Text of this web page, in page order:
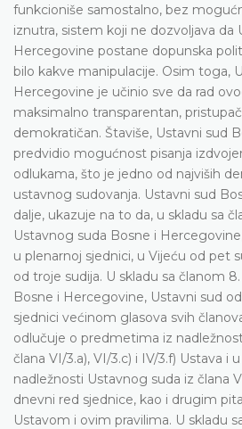
funkcioniše samostalno, bez
iznutra, sistem koji ne dozvoljava da
Hercegovine postane dopunska
bilo kakve manipulacije. Osim toga,
Hercegovine je učinio sve da rad
maksimalno transparentan,
demokratičan. Štaviše, Ustavni sud
predvidio mogućnost pisanja
odlukama, što je jedno od najviših
ustavnog sudovanja. Ustavni sud
dalje, ukazuje na to da, u skladu sa
Ustavnog suda Bosne i
u plenarnoj sjednici, u Vijeću od pet
od troje sudija. U skladu sa članom
Bosne i Hercegovine, Ustavni sud
sjednici većinom glasova svih
odlučuje o predmetima iz
člana VI/3.a), VI/3.c) i IV/3.f) Ustava i
nadležnosti Ustavnog suda iz člana
dnevni red sjednice, kao i drugim
Ustavom i ovim pravilima. U skladu